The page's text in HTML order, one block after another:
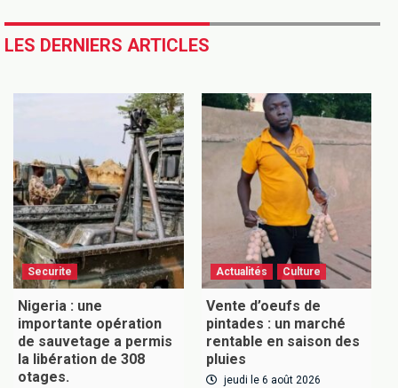
LES DERNIERS ARTICLES
Securite
Nigeria : une
importante opération
de sauvetage a permis
la libération de 308
otages.
Actualités Culture
Vente d’oeufs de
pintades : un marché
rentable en saison des
pluies
jeudi le 6 août 2026